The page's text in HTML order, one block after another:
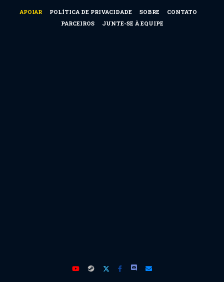
APOIAR POLÍTICA DE PRIVACIDADE SOBRE
CONTATO
PARCEIROS
JUNTE-SE À EQUIPE